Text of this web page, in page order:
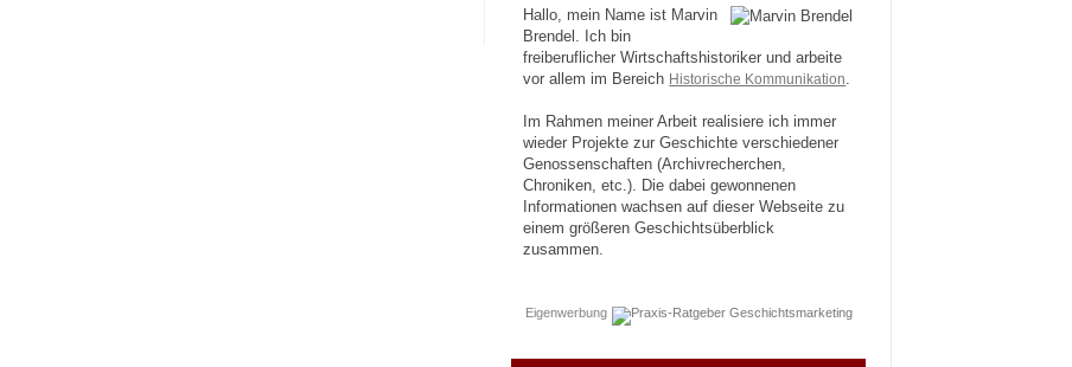
Hallo, mein Name ist Marvin
Brendel. Ich bin
freiberuflicher Wirtschaftshistoriker und arbeite
vor allem im Bereich Historische Kommunikation
Im Rahmen meiner Arbeit realisiere ich immer
wieder Projekte zur Geschichte verschiedener
Genossenschaften (Archivrecherchen,
Chroniken, etc.). Die dabei gewonnenen
Informationen wachsen auf dieser Webseite zu
einem größeren Geschichtsüberblick
zusammen.
Eigenwerbung